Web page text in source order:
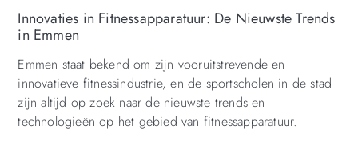
Innovaties in Fitnessapparatuur: De Nieuwste Trends
in Emmen
Emmen staat bekend om zijn vooruitstrevende en
innovatieve fitnessindustrie, en de sportscholen in de stad
zijn altijd op zoek naar de nieuwste trends en
technologieën op het gebied van fitnessapparatuur.